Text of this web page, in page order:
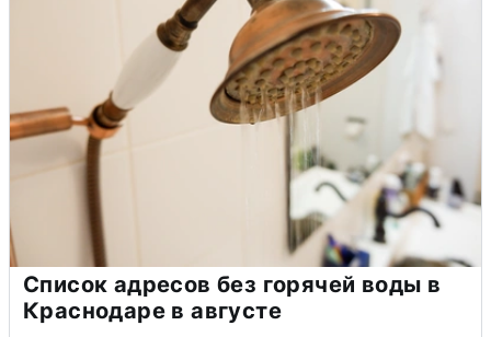
Список адресов без горячей воды в
Краснодаре в августе